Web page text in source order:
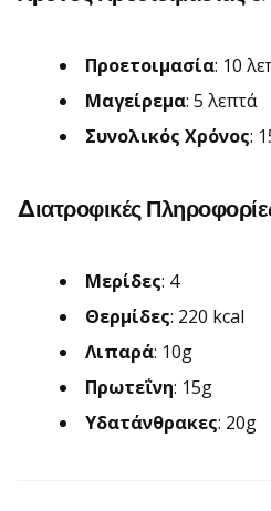
Προετοιμασία: 10
Μαγείρεμα: 5 λεπτά
Συνολικός Χρόνος:
Διατροφικές
Μερίδες: 4
Θερμίδες: 220 kcal
Λιπαρά: 10g
Πρωτεΐνη: 15g
Υδατάνθρακες: 20g